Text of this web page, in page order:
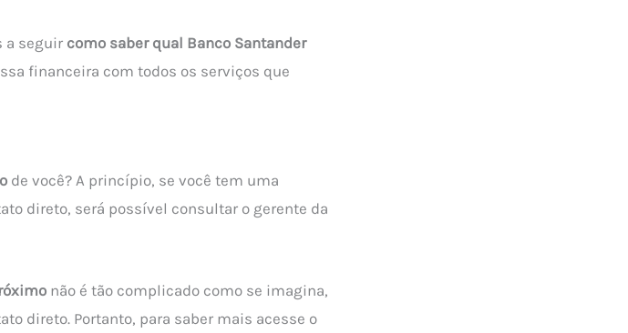
a seguir como saber qual Banco Santander
financeira com todos os serviços que
de você? A princípio, se você tem uma
direto, será possível consultar o gerente da
não é tão complicado como se imagina,
direto. Portanto, para saber mais acesse o